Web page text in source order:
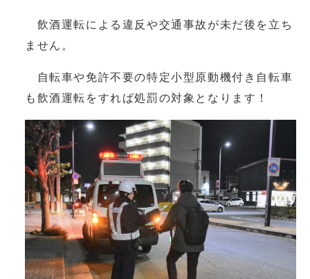
飲酒運転による違反や交通事故が未だ後を立ち
ません。
自転車や免許不要の特定小型原動機付き自転車
も飲酒運転をすれば処罰の対象となります！